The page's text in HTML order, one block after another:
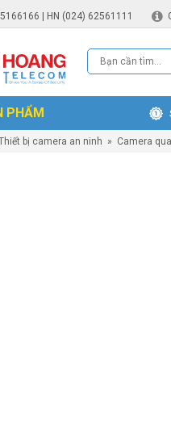
| HN (024) 62561111
PHẨM
bị camera an ninh » Camera